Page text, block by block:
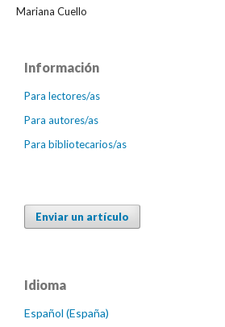
Mariana Cuello
Información
Para lectores/as
Para autores/as
Para bibliotecarios/as
Enviar un artículo
Idioma
Español (España)